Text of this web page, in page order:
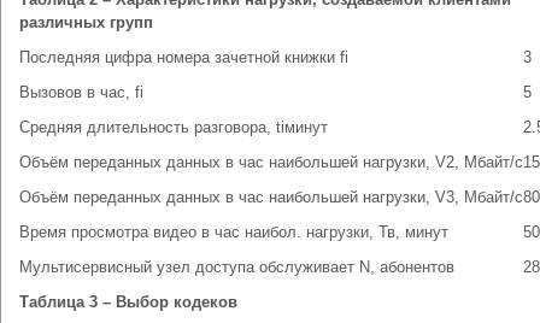
различных групп
Последняя цифра номера зачетной книжки fi
3
Вызовов в час, fi
5
Средняя длительность разговора, tiминут
Объём переданных данных в час наибольшей нагрузки, V2, Мбайт/с15
Объём переданных данных в час наибольшей нагрузки, V3, Мбайт/с80
Время просмотра видео в час наибол. нагрузки, Тв, минут
50
Мультисервисный узел доступа обслуживает N, абонентов
Таблица 3 – Выбор кодеков